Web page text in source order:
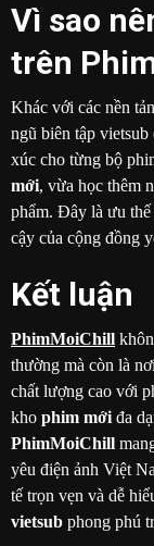
Vì sao
trên
Khác với các nền
ngũ biên tập
xúc cho từng bộ
mới, vừa học thêm
phẩm. Đây là ưu thế
cậy của cộng đồng
Kết luận
PhimMoiChill
thường mà còn là
chất lượng cao với
kho phim mới đa
PhimMoiChill
yêu điện ảnh Việt
tế trọn vẹn và dễ
vietsub phong phú